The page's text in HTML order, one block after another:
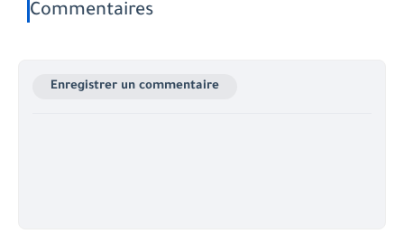
Commentaires
Enregistrer un commentaire